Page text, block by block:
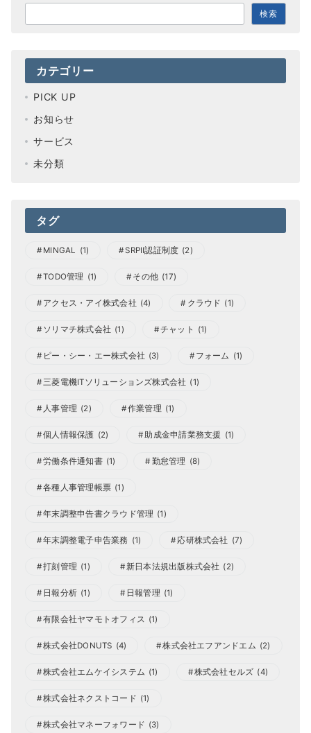
索
検索
カテゴリー
PICK UP
お知らせ
サービス
未分類
タグ
MINGAL (1) SRPⅡ認証制度 (2)
TODO管理 (1) その他 (17)
アクセス・アイ株式会社 (4) クラウド (1)
ソリマチ株式会社 (1) チャット (1)
ピー・シー・エー株式会社 (3) フォーム (1)
三菱電機ITソリューションズ株式会社 (1)
人事管理 (2) 作業管理 (1)
個人情報保護 (2) 助成金申請業務支援 (1)
労働条件通知書 (1) 勤怠管理 (8)
各種人事管理帳票 (1)
年末調整申告書クラウド管理 (1)
年末調整電子申告業務 (1) 応研株式会社 (7)
打刻管理 (1) 新日本法規出版株式会社 (2)
日報分析 (1) 日報管理 (1)
有限会社ヤマモトオフィス (1)
株式会社DONUTS (4) 株式会社エフアンドエム (2)
株式会社エムケイシステム (1) 株式会社セルズ (4)
株式会社ネクストコード (1)
株式会社マネーフォワード (3)